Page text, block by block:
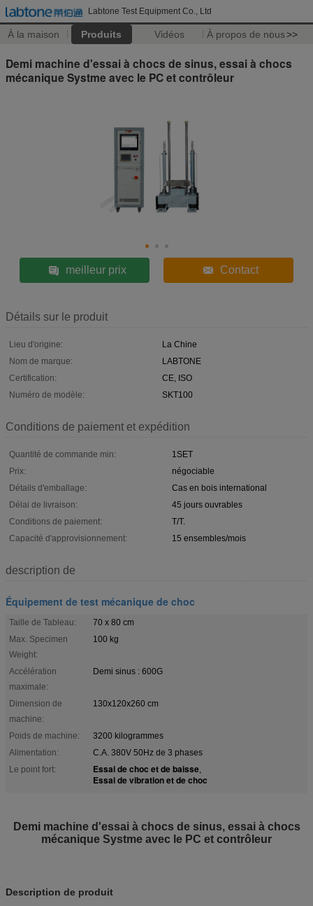
Labtone Test Equipment Co., Ltd
À la maison Produits Vidéos À propos de nous>>
Demi machine d'essai à chocs de sinus, essai à chocs
mécanique Systme avec le PC et contrôleur
meilleur prix Contact
Détails sur le produit
Lieu d'origine:
La Chine
Nom de marque:
LABTONE
Certification:
CE, ISO
Numéro de modèle:
SKT100
Conditions de paiement et expédition
Quantité de commande min:
1SET
Prix:
négociable
Détails d'emballage:
Cas en bois international
Délai de livraison:
45 jours ouvrables
Conditions de paiement:
T/T.
Capacité d'approvisionnement:
15 ensembles/mois
description de
Équipement de test mécanique de choc
Taille de Tableau:
70 x 80 cm
Max. Specimen
Weight:
100 kg
Accélération
maximale:
Demi sinus : 600G
Dimension de
machine:
130x120x260 cm
Poids de machine:
3200 kilogrammes
Alimentation:
C.A. 380V 50Hz de 3 phases
Le point fort:
Essai de choc et de baisse,
Essai de vibration et de choc
Demi machine d'essai à chocs de sinus, essai à chocs
mécanique Systme avec le PC et contrôleur
Description de produit